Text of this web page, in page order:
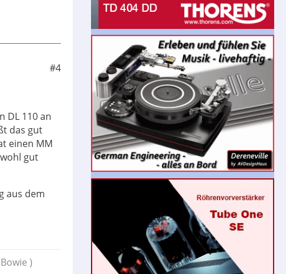
#4
DL 110 an
das gut
einen MM
gut
aus dem
)